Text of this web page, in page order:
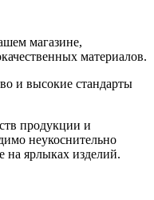
магазине,
материалов.
и высокие стандарты
продукции и
неукоснительно
на ярлыках изделий.